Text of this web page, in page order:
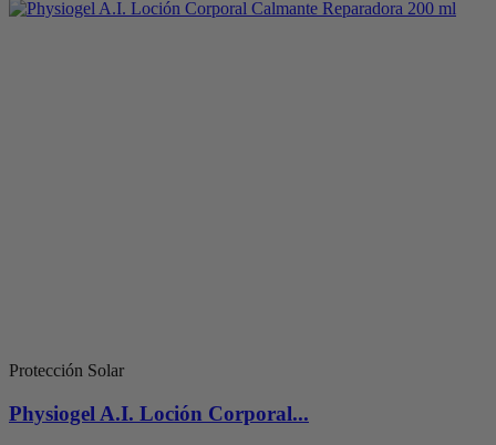
Protección Solar
Physiogel A.I. Loción Corporal...